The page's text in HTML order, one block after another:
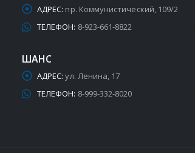
АДРЕС: пр. Коммунистический, 109/2
ТЕЛЕФОН: 8-923-661-8822
ШАНС
АДРЕС: ул. Ленина, 17
ТЕЛЕФОН: 8-999-332-8020